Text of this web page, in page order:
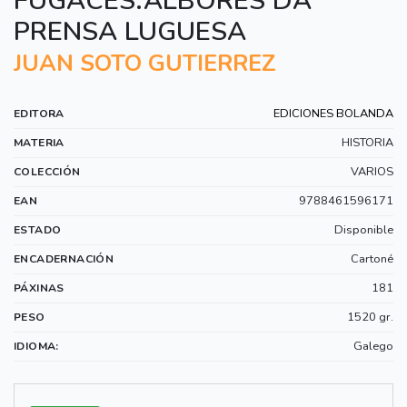
PRENSA LUGUESA
JUAN SOTO GUTIERREZ
EDITORA EDICIONES BOLANDA
MATERIA HISTORIA
COLECCIÓN VARIOS
EAN 9788461596171
ESTADO Disponible
ENCADERNACIÓN Cartoné
PÁXINAS 181
PESO 1520 gr.
IDIOMA: Galego